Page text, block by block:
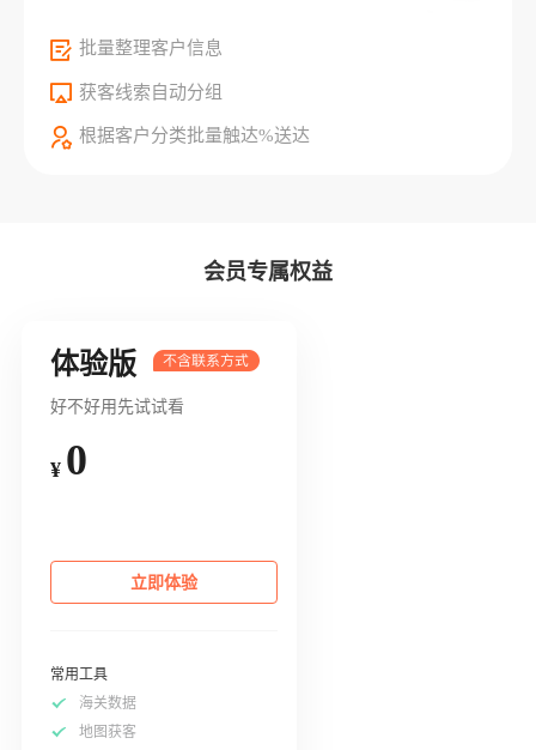
批量整理客户信息
获客线索自动分组
根据客户分类批量触达%送达
会员专属权益
体验版
好不好用先试试看
¥ 0
立即体验
常用工具
海关数据
地图获客